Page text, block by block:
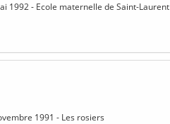
1992 - Ecole maternelle de Saint-Laurent
1991 - Les rosiers